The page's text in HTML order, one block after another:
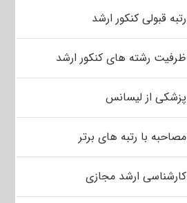
رتبه قبولی کنکور ارشد
ظرفیت رشته های کنکور ارشد
پزشکی از لیسانس
مصاحبه با رتبه های برتر
کارشناسی ارشد مجازی